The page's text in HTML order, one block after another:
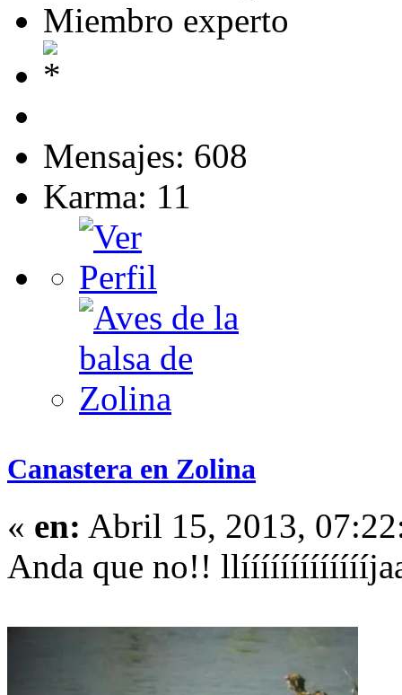
Miembro experto
Mensajes: 608
Karma: 11
Canastera en Zolina
« en: Abril 15, 2013,
Anda que no!!